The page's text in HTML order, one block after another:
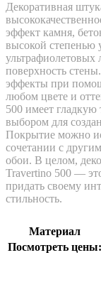
Декоративная
эффект камня,
высокой степенью
ультрафиолетовых
поверхность
эффекты при
любом цвете и
500 имеет гладкую
выбором для
Покрытие можно
сочетании с
обои. В целом,
Travertino 500 —
придать своему
стильность.
Материал
Посмотреть цены: